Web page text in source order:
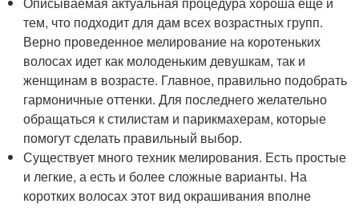
тем, что подходит для дам всех возрастных групп.
Верно проведенное мелирование на коротеньких
волосах идет как молоденьким девушкам, так и
женщинам в возрасте. Главное, правильно подобрать
гармоничные оттенки. Для последнего желательно
обращаться к стилистам и парикмахерам, которые
помогут сделать правильный выбор.
Существует много техник мелирования. Есть простые
и легкие, а есть и более сложные варианты. На
коротких волосах этот вид окрашивания вполне